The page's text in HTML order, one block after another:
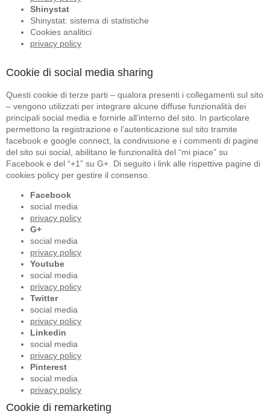
Shinystat
Shinystat: sistema di statistiche
Cookies analitici
privacy policy
Cookie di social media sharing
Questi cookie di terze parti – qualora presenti i collegamenti sul sito
– vengono utilizzati per integrare alcune diffuse funzionalità dei
principali social media e fornirle all’interno del sito. In particolare
permettono la registrazione e l’autenticazione sul sito tramite
facebook e google connect, la condivisione e i commenti di pagine
del sito sui social, abilitano le funzionalità del “mi piace” su
Facebook e del “+1” su G+. Di seguito i link alle rispettive pagine di
cookies policy per gestire il consenso.
Facebook
social media
privacy policy
G+
social media
privacy policy
Youtube
social media
privacy policy
Twitter
social media
privacy policy
Linkedin
social media
privacy policy
Pinterest
social media
privacy policy
Cookie di remarketing